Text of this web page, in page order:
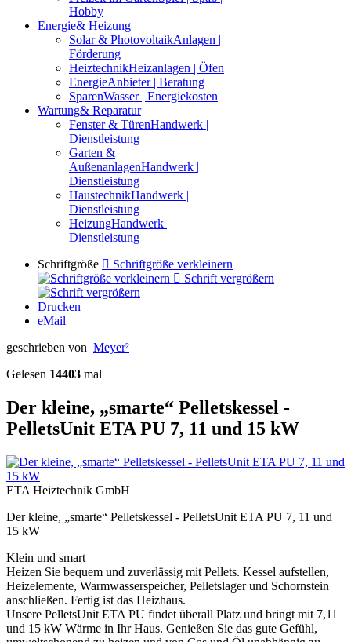
Hobby
Energie& Heizung
Solar & PhotovoltaikAnlagen |
Förderung
HeiztechnikHeizanlagen | Öfen
EnergieAnbieter | Beratung
SparenWasser | Energiekosten
Wartung& Reparatur
Fenster & TürenHandwerk |
Dienstleistung
Garten &
AußenanlagenHandwerk |
Dienstleistung
HaustechnikHandwerk |
Dienstleistung
HeizungHandwerk |
Dienstleistung
Schriftgröße
Schriftgröße verkleinern
Schrift vergrößern
Drucken
eMail
geschrieben von Meyer²
Gelesen 14403 mal
Der kleine, „smarte“ Pelletskessel -
PelletsUnit ETA PU 7, 11 und 15 kW
ETA Heiztechnik GmbH
Der kleine, „smarte“ Pelletskessel - PelletsUnit ETA PU 7, 11 und
15 kW
Klein und smart
Heizen Sie bequem und zuverlässig mit Pellets. Kessel aufstellen,
Heizelemente, Warmwasserspeicher, Pelletslager und Schornstein
anschließen. Fertig ist das Heizhaus.
Unsere PelletsUnit ETA PU findet überall Platz und bringt mit 7,11
und 15 kW Wärme in Ihr Haus. Genießen Sie das gute Gefühl,